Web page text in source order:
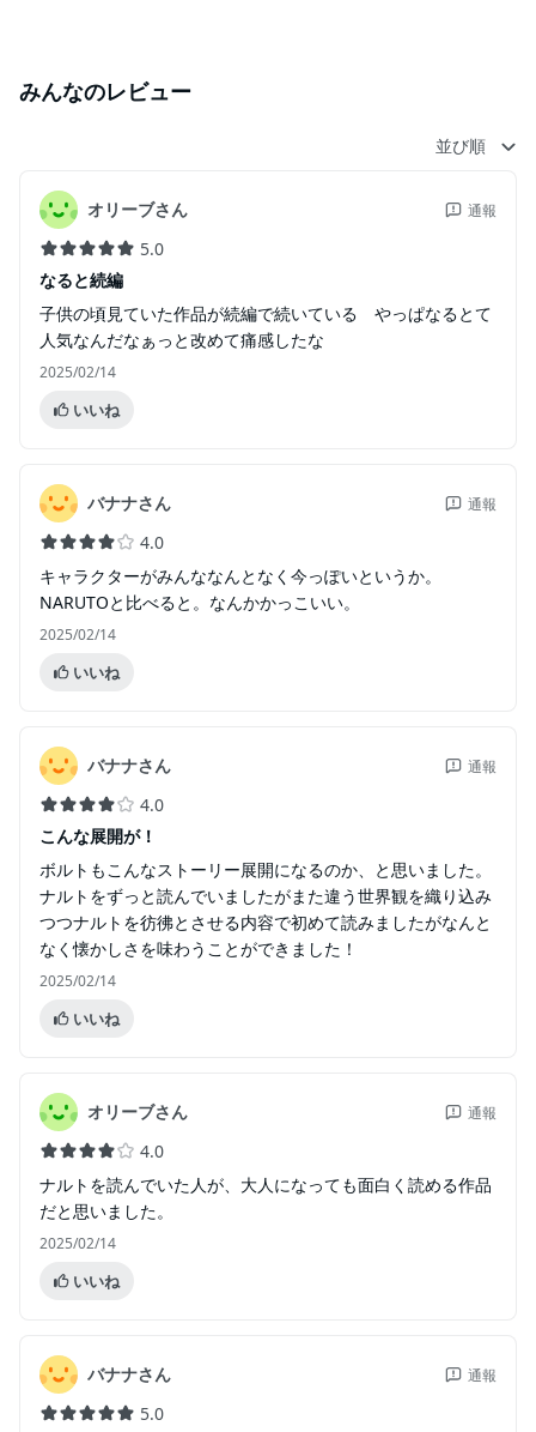
みんなのレビュー
並び順
オリーブさん 通報
5.0
なると続編
子供の頃見ていた作品が続編で続いている やっぱなるとて
人気なんだなぁっと改めて痛感したな
2025/02/14
いいね
バナナさん 通報
4.0
キャラクターがみんななんとなく今っぽいというか。
NARUTOと比べると。なんかかっこいい。
2025/02/14
いいね
バナナさん 通報
4.0
こんな展開が！
ボルトもこんなストーリー展開になるのか、と思いました。
ナルトをずっと読んでいましたがまた違う世界観を織り込み
つつナルトを彷彿とさせる内容で初めて読みましたがなんと
なく懐かしさを味わうことができました！
2025/02/14
いいね
オリーブさん 通報
4.0
ナルトを読んでいた人が、大人になっても面白く読める作品
だと思いました。
2025/02/14
いいね
バナナさん 通報
5.0